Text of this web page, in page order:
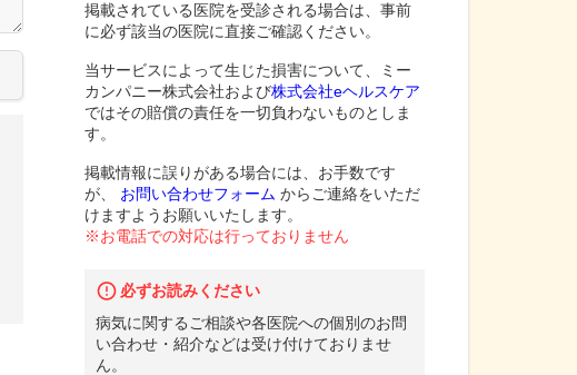
掲載されている医院を受診される場合は、事前
に必ず該当の医院に直接ご確認ください。
当サービスによって生じた損害について、ミー
カンパニー株式会社および株式会社eヘルスケア
ではその賠償の責任を一切負わないものとしま
す。
掲載情報に誤りがある場合には、お手数です
が、
お問い合わせフォーム からご連絡をいただ
けますようお願いいたします。
※お電話での対応は行っておりません
必ずお読みください
病気に関するご相談や各医院への個別のお問
い合わせ・紹介などは受け付けておりませ
ん。